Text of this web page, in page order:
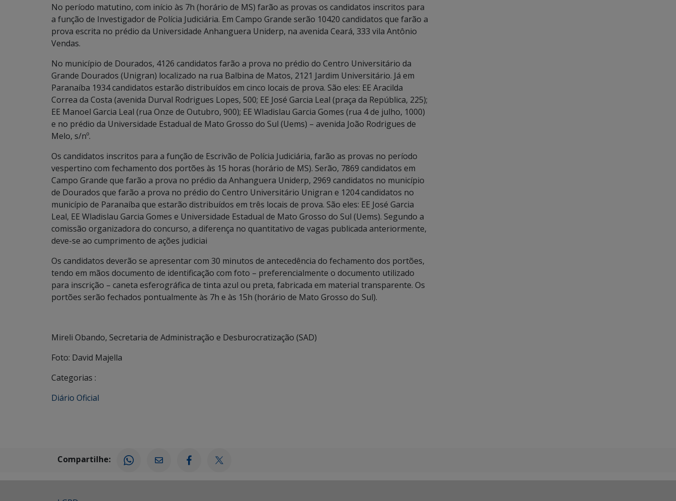
No período matutino, com início às 7h (horário de MS) farão as provas os candidatos inscritos para
a função de Investigador de Polícia Judiciária. Em Campo Grande serão 10420 candidatos que farão a
prova escrita no prédio da Universidade Anhanguera Uniderp, na avenida Ceará, 333 vila Antônio
Vendas.
No município de Dourados, 4126 candidatos farão a prova no prédio do Centro Universitário da
Grande Dourados (Unigran) localizado na rua Balbina de Matos, 2121 Jardim Universitário. Já em
Paranaíba 1934 candidatos estarão distribuídos em cinco locais de prova. São eles: EE Aracilda
Correa da Costa (avenida Durval Rodrigues Lopes, 500; EE José Garcia Leal (praça da República, 225);
EE Manoel Garcia Leal (rua Onze de Outubro, 900); EE Wladislau Garcia Gomes (rua 4 de julho, 1000)
e no prédio da Universidade Estadual de Mato Grosso do Sul (Uems) – avenida João Rodrigues de
Melo, s/nº.
Os candidatos inscritos para a função de Escrivão de Polícia Judiciária, farão as provas no período
vespertino com fechamento dos portões às 15 horas (horário de MS). Serão, 7869 candidatos em
Campo Grande que farão a prova no prédio da Anhanguera Uniderp, 2969 candidatos no município
de Dourados que farão a prova no prédio do Centro Universitário Unigran e 1204 candidatos no
município de Paranaíba que estarão distribuídos em três locais de prova. São eles: EE José Garcia
Leal, EE Wladislau Garcia Gomes e Universidade Estadual de Mato Grosso do Sul (Uems). Segundo a
comissão organizadora do concurso, a diferença no quantitativo de vagas publicada anteriormente,
deve-se ao cumprimento de ações judiciai
Os candidatos deverão se apresentar com 30 minutos de antecedência do fechamento dos portões,
tendo em mãos documento de identificação com foto – preferencialmente o documento utilizado
para inscrição – caneta esferográfica de tinta azul ou preta, fabricada em material transparente. Os
portões serão fechados pontualmente às 7h e às 15h (horário de Mato Grosso do Sul).
Mireli Obando, Secretaria de Administração e Desburocratização (SAD)
Foto: David Majella
Categorias :
Diário Oficial
Compartilhe: